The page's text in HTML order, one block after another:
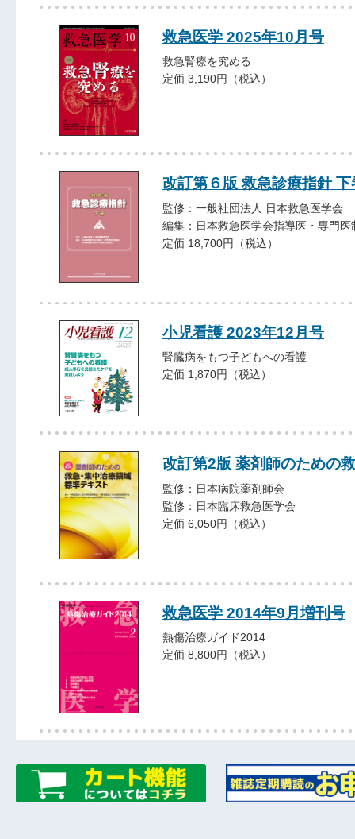
救急医学 2025年10月号
救急腎療を究める
定価 3,190円（税込）
改訂第６版 救急診療指針 下
監修：一般社団法人 日本救急医学会
編集：日本救急医学会指導医・専門医
定価 18,700円（税込）
小児看護 2023年12月号
腎臓病をもつ子どもへの看護
定価 1,870円（税込）
改訂第2版 薬剤師のための
監修：日本病院薬剤師会
監修：日本臨床救急医学会
定価 6,050円（税込）
救急医学 2014年9月増刊号
熱傷治療ガイド2014
定価 8,800円（税込）